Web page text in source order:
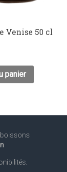
Venise 50 cl
panier
boissons